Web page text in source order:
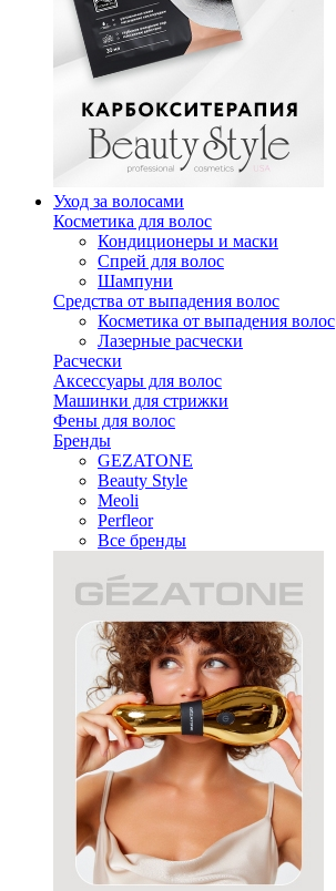
Уход за волосами
Косметика для волос
Кондиционеры и маски
Спрей для волос
Шампуни
Средства от выпадения волос
Косметика от выпадения волос
Лазерные расчески
Расчески
Аксессуары для волос
Машинки для стрижки
Фены для волос
Бренды
GEZATONE
Beauty Style
Meoli
Perfleor
Все бренды